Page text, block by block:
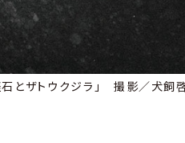
石とザトウクジラ」 撮影／犬飼